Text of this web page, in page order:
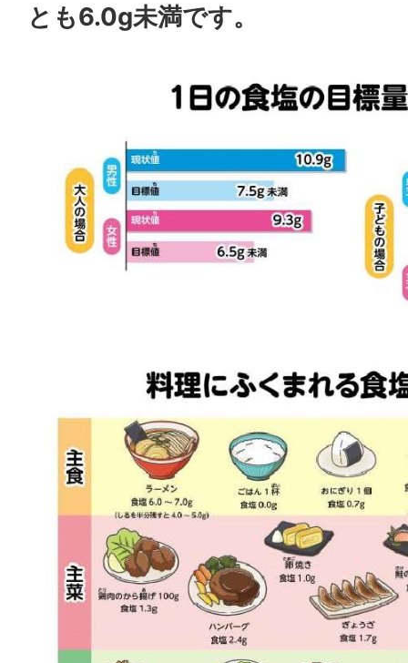
とも6.0g未満です。